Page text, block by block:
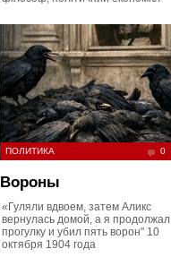
ПОЛИТИКА 0
Вороны
«Гуляли вдвоем, затем Аликс
вернулась домой, а я продолжал
прогулку и убил пять ворон" 10
октября 1904 года